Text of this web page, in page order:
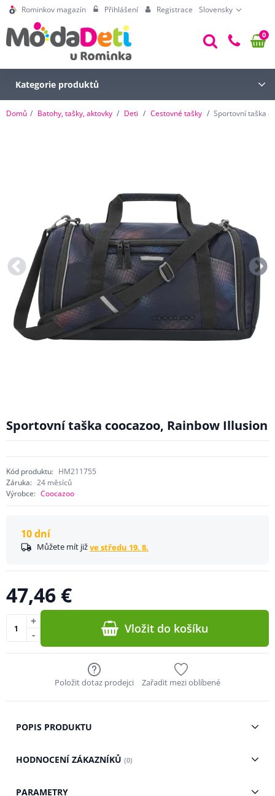
Rominkov magazín Přihlášení Registrace Slovensky
0
Kategorie produktů
Domů Batohy, tašky, aktovky Deti Cestovné tašky Sportovní taška
Sportovní taška coocazoo, Rainbow Illusion
Kód produktu: HM211755
Záruka: 24 měsíců
Výrobce: Coocazoo
10 dní
Můžete mít jižve středu 19. 8.
47,46 €
-
+ Vložit do košíku
Položit dotaz prodejci Zařadit mezi oblíbené
POPIS PRODUKTU
HODNOCENÍ ZÁKAZNÍKŮ (0)
PARAMETRY